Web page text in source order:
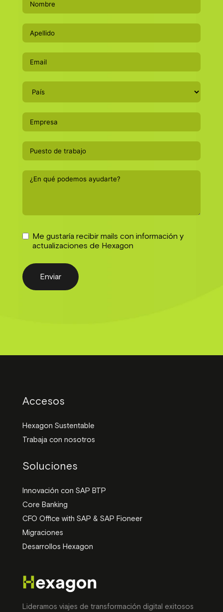
Me gustaría recibir mails con información y
actualizaciones de Hexagon
Enviar
Accesos
Hexagon Sustentable
Trabaja con nosotros
Soluciones
Innovación con SAP BTP
Core Banking
CFO Office with SAP & SAP Fioneer
Migraciones
Desarrollos Hexagon
Lideramos viajes de transformación digital exitosos